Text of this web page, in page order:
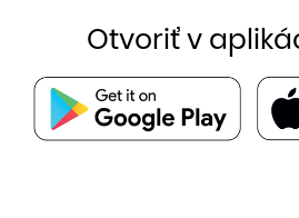
Otvoriť v